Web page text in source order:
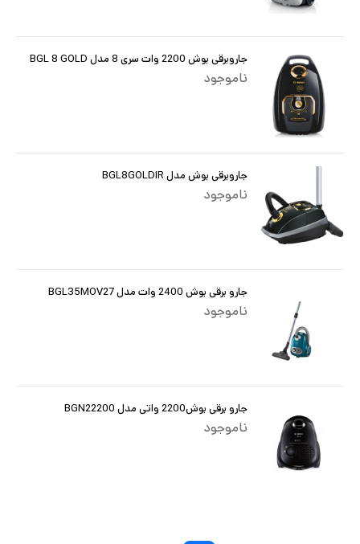
جاروبرقی بوش 2200 وات سری 8 مدل BGL 8 GOLD
ناموجود
جاروبرقی بوش مدل BGL8GOLDIR
ناموجود
جارو برقی بوش 2400 وات مدل BGL35MOV27
ناموجود
جارو برقی بوش2200 واتی مدل BGN22200
ناموجود